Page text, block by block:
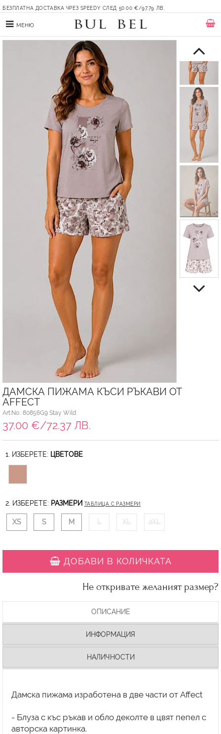
БЕЗПЛАТНА ДОСТАВКА ЧРЕЗ SPEEDY СЛЕД 50.00 €/97.79 ЛВ.
МЕНЮ
ДАМСКА ПИЖАМА КЪСИ РЪКАВИ ОТ
AFFECT
Art.No.: 80856G9 Stay Wild
37.00 €/72.37 ЛВ.
1. ИЗБЕРЕТЕ: ЦВЕТОВЕ
2. ИЗБЕРЕТЕ: РАЗМЕРИ ТАБЛИЦА С РАЗМЕРИ
XS S M L XL 2XL
ДОБАВИ В КОЛИЧКАТА
Не откривате желаният размер?
ОПИСАНИЕ
ИНФОРМАЦИЯ
НАЛИЧНОСТИ
Дамска пижама изработена в две части от Affect
- Блуза с къс ръкав и обло деколте в цвят пепел с
авторска картинка.